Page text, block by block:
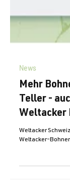
News
Mehr
Teller -
Weltacker